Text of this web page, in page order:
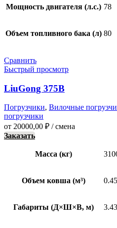
Мощность двигателя (л.с.) 78
Объем топливного бака (л) 80
Сравнить
Быстрый просмотр
LiuGong 375B
Погрузчики, Вилочные
погрузчики
от 20000,00 ₽ / смена
Заказать
Масса (кг)
Объем ковша (м³) 0.45
Габариты (Д×Ш×В, м)